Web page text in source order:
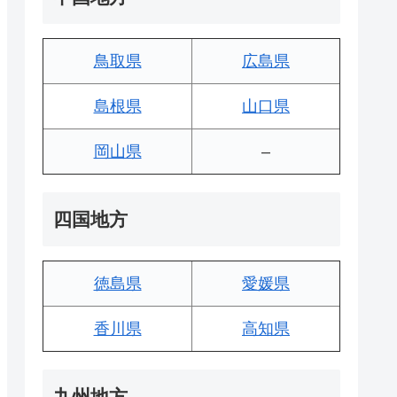
鳥取県 広島県
島根県 山口県
岡山県 –
四国地方
徳島県 愛媛県
香川県 高知県